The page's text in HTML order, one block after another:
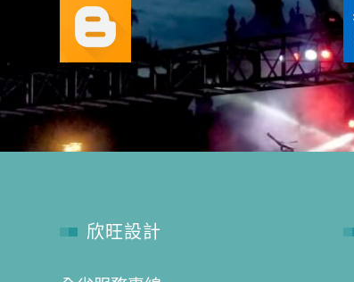
欣旺設計